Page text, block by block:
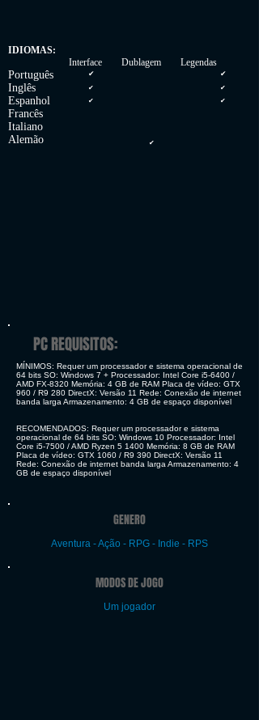
IDIOMAS:
Interface Dublagem Legendas
Português
Inglês
Espanhol
Francês
Italiano
Alemão
✔ ✔
✔
✔
✔
✔
✔
PC REQUISITOS:
MÍNIMOS: Requer um processador e sistema operacional de
64 bits SO: Windows 7 + Processador: Intel Core i5-6400 /
AMD FX-8320 Memória: 4 GB de RAM Placa de vídeo: GTX
960 / R9 280 DirectX: Versão 11 Rede: Conexão de internet
banda larga Armazenamento: 4 GB de espaço disponível
RECOMENDADOS: Requer um processador e sistema
operacional de 64 bits SO: Windows 10 Processador: Intel
Core i5-7500 / AMD Ryzen 5 1400 Memória: 8 GB de RAM
Placa de vídeo: GTX 1060 / R9 390 DirectX: Versão 11
Rede: Conexão de internet banda larga Armazenamento: 4
GB de espaço disponível
GENERO
Aventura - Ação - RPG - Indie - RPS
MODOS DE JOGO
Um jogador